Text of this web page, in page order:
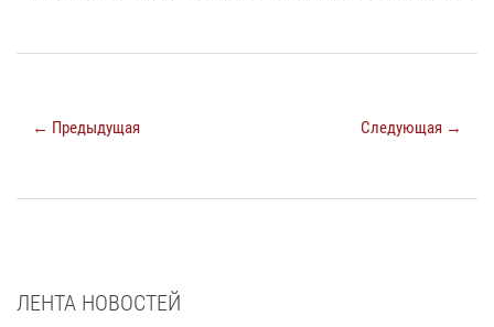
← Предыдущая Следующая →
ЛЕНТА НОВОСТЕЙ